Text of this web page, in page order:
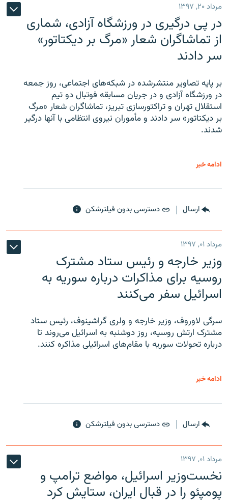
مرداد ۲۰, ۱۳۹۷
در پی درگیری در ورزشگاه آزادی، شماری
از تماشاگران شعار «مرگ بر دیکتاتور»
سر دادند
بر پایه تصاویر منتشرشده در شبکه‌های اجتماعی، روز جمعه
در ورزشگاه آزادی و در جریان مسابقه فوتبال دو تیم
استقلال تهران و تراکتورسازی تبریز، تماشاگران شعار «مرگ
بر دیکتاتور» سر دادند و مأموران نیروی انتظامی با آنها درگیر
شدند.
ادامه خبر
ارسال دسترسی بدون فیلترشکن
مرداد ۰۱, ۱۳۹۷
وزیر خارجه و رئیس‌ ستاد مشترک
روسیه برای مذاکرات درباره سوریه به
اسرائیل سفر می‌کنند
سرگی لاوروف، وزیر خارجه و ولری گراشینوف، رئیس ستاد
مشترک ارتش روسیه، روز دوشنبه به اسرائیل می‌روند تا
درباره تحولات سوریه با مقام‌های اسرائیلی مذاکره کنند.
ادامه خبر
ارسال دسترسی بدون فیلترشکن
مرداد ۰۱, ۱۳۹۷
نخست‌وزیر اسرائیل، مواضع ترامپ و
پومپئو را در قبال ایران، ستایش کرد